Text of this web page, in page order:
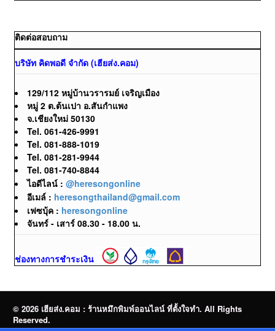
ติดต่อสอบถาม
บริษัท คิดพอดี จำกัด (เฮียส่ง.คอม)
129/112 หมู่บ้านวรารมย์ เจริญเมือง
หมู่ 2 ต.ต้นเปา อ.สันกำแพง
จ.เชียงใหม่ 50130
Tel. 061-426-9991
Tel. 081-888-1019
Tel. 081-281-9944
Tel. 081-740-8844
ไอดีไลน์ : @heresongonline
อีเมล์ : heresongthailand@gmail.com
เฟซบุ้ค : heresongonline
จันทร์ - เสาร์ 08.30 - 18.00 น.
ช่องทางการชำระเงิน
© 2026 เฮียส่ง.คอม : ร้านหมึกพิมพ์ออนไลน์ ที่ตั้งใจทำ. All Rights
Reserved.